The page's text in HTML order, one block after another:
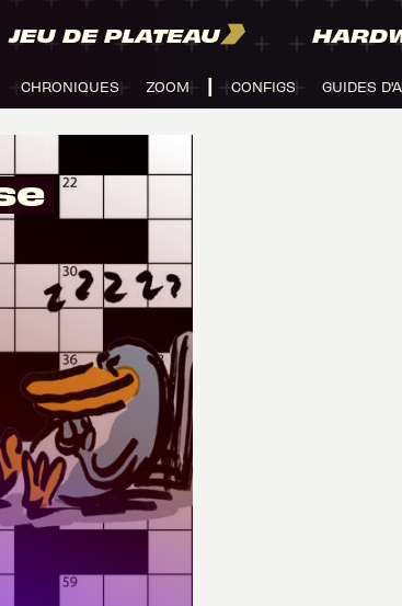
JEU DE PLATEAU
CHRONIQUES ZOOM CONFIGS GUIDES